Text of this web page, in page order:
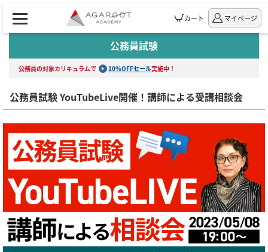
カート マイページ
公務員試験
公務員の対象カリキュラムで 10%OFFセール実施中！
公務員試験 YouTubeLive開催！講師による受講相談会